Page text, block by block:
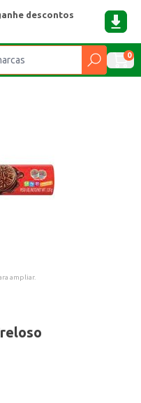
descontos
0
ampliar.